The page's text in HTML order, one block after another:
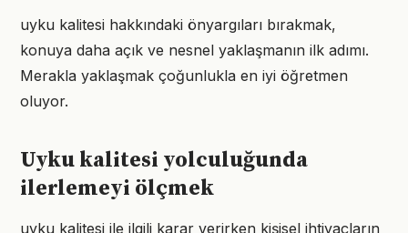
uyku kalitesi hakkındaki önyargıları bırakmak,
konuya daha açık ve nesnel yaklaşmanın ilk adımı.
Merakla yaklaşmak çoğunlukla en iyi öğretmen
oluyor.
Uyku kalitesi yolculuğunda
ilerlemeyi ölçmek
uyku kalitesi ile ilgili karar verirken kişisel ihtiyaçların